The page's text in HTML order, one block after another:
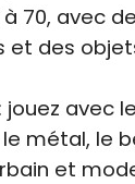
70, avec
et des
avec
métal, le
et